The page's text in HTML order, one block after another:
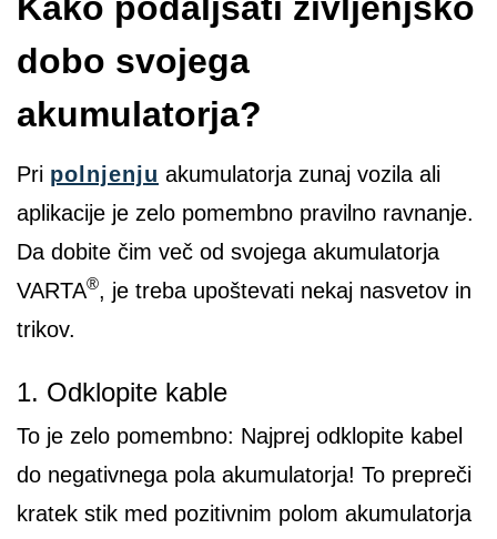
dobo svojega
akumulatorja?
Pri polnjenju akumulatorja zunaj vozila ali
aplikacije je zelo pomembno pravilno ravnanje.
Da dobite čim več od svojega akumulatorja
VARTA®, je treba upoštevati nekaj nasvetov in
trikov.
1. Odklopite kable
To je zelo pomembno: Najprej odklopite kabel
do negativnega pola akumulatorja! To prepreči
kratek stik med pozitivnim polom akumulatorja